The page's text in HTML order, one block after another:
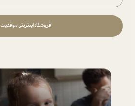
فروشگاه اینترنتی موفقیت